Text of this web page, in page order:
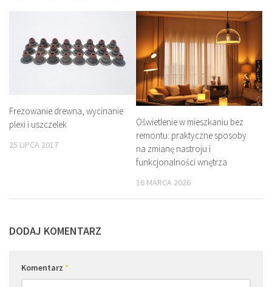
Frezowanie drewna, wycinanie
plexi i uszczelek
25 LIPCA 2017
Oświetlenie w mieszkaniu bez
remontu: praktyczne sposoby
na zmianę nastroju i
funkcjonalności wnętrza
16 MARCA 2026
DODAJ KOMENTARZ
Komentarz *